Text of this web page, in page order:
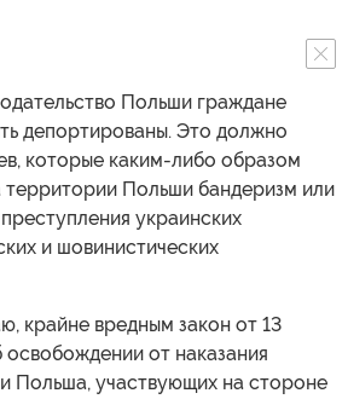
Польши граждане
депортированы. Это должно
которые каким-либо образом
территории Польши бандеризм или
украинских
и шовинистических
крайне вредным закон от 13
от наказания
Польша, участвующих на стороне